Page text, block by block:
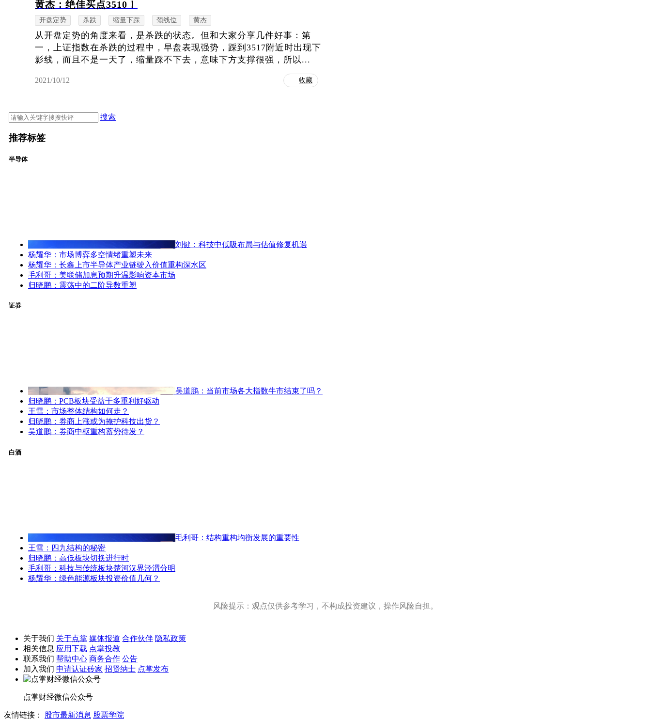
黄杰：绝佳买点3510！
开盘定势 杀跌 缩量下踩 颈线位 黄杰
从开盘定势的角度来看，是杀跌的状态。但和大家分享几件好事：第
一，上证指数在杀跌的过程中，早盘表现强势，踩到3517附近时出现下
影线，而且不是一天了，缩量踩不下去，意味下方支撑很强，所以...
2021/10/12 收藏
搜索
推荐标签
半导体
刘健：科技中低吸布局与估值修复机遇
杨耀华：市场博弈多空情绪重塑未来
杨耀华：长鑫上市半导体产业链驶入价值重构深水区
毛利哥：美联储加息预期升温影响资本市场
归晓鹏：震荡中的二阶导数重塑
证券
吴道鹏：当前市场各大指数牛市结束了吗？
归晓鹏：PCB板块受益于多重利好驱动
王雪：市场整体结构如何走？
归晓鹏：券商上涨或为掩护科技出货？
吴道鹏：券商中枢重构蓄势待发？
白酒
毛利哥：结构重构均衡发展的重要性
王雪：四九结构的秘密
归晓鹏：高低板块切换进行时
毛利哥：科技与传统板块楚河汉界泾渭分明
杨耀华：绿色能源板块投资价值几何？
风险提示：观点仅供参考学习，不构成投资建议，操作风险自担。
关于我们 关于点掌 媒体报道 合作伙伴 隐私政策
相关信息 应用下载 点掌投教
联系我们 帮助中心 商务合作 公告
加入我们 申请认证砖家 招贤纳士 点掌发布
点掌财经微信公众号
友情链接： 股市最新消息 股票学院